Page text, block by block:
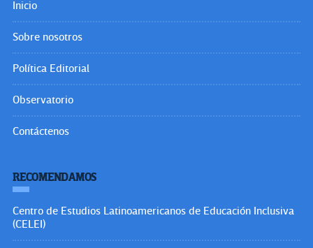
Inicio
Sobre nosotros
Política Editorial
Observatorio
Contáctenos
RECOMENDAMOS
Centro de Estudios Latinoamericanos de Educación Inclusiva
(CELEI)